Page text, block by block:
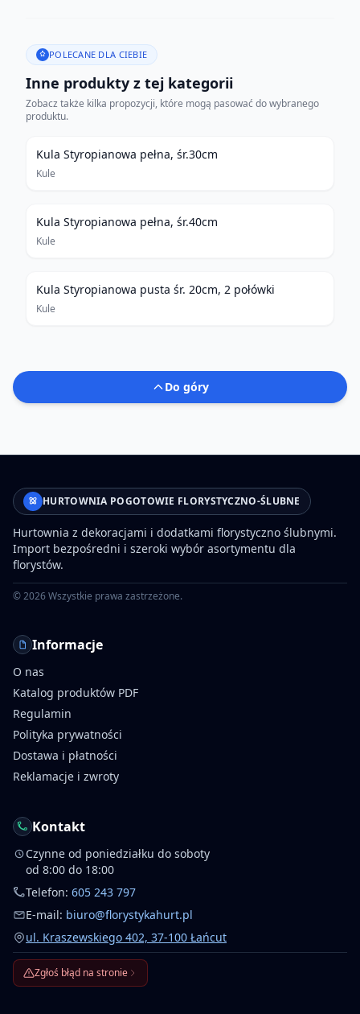
POLECANE DLA CIEBIE
Inne produkty z tej kategorii
Zobacz także kilka propozycji, które mogą pasować do wybranego
produktu.
Kula Styropianowa pełna, śr.30cm
Kule
Kula Styropianowa pełna, śr.40cm
Kule
Kula Styropianowa pusta śr. 20cm, 2 połówki
Kule
Do góry
HURTOWNIA POGOTOWIE FLORYSTYCZNO-ŚLUBNE
Hurtownia z dekoracjami i dodatkami florystyczno ślubnymi.
Import bezpośredni i szeroki wybór asortymentu dla
florystów.
©2026Wszystkie prawa zastrzeżone.
Informacje
O nas
Katalog produktów PDF
Regulamin
Polityka prywatności
Dostawa i płatności
Reklamacje i zwroty
Kontakt
Czynne od poniedziałku do soboty
od 8:00 do 18:00
Telefon: 605 243 797
E-mail: biuro@florystykahurt.pl
ul. Kraszewskiego 402, 37-100 Łańcut
Zgłoś błąd na stronie